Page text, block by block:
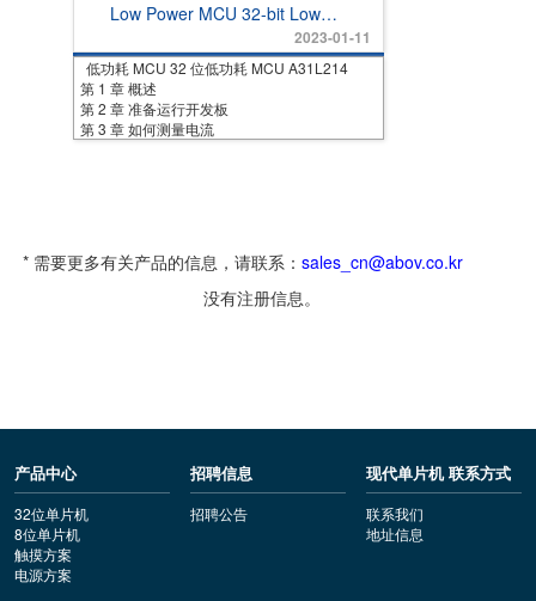
Low Power MCU 32-bit Low
2023-01-11
低功耗 MCU 32 位低功耗 MCU A31L214
第 1 章 概述
第 2 章 准备运行开发板
第 3 章 如何测量电流
* 需要更多有关产品的信息，请联系： sales_cn@abov.co.kr
没有注册信息。
产品中心
32位单片机
8位单片机
触摸方案
电源方案
招聘信息
招聘公告
现代单片机 联系方式
联系我们
地址信息